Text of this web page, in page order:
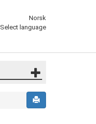
Norsk
Select language